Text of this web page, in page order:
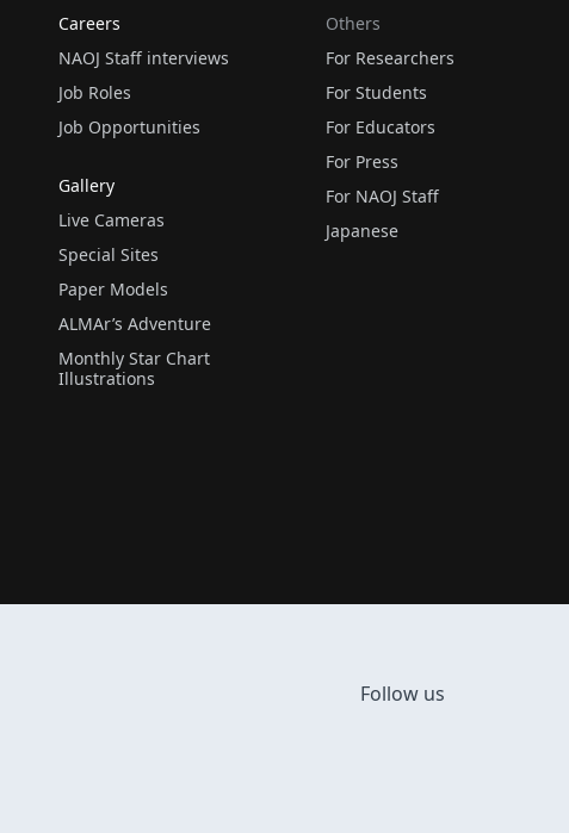
Careers
NAOJ Staff interviews
Job Roles
Job Opportunities
Gallery
Live Cameras
Special Sites
Paper Models
ALMAr’s Adventure
Monthly Star Chart
Illustrations
Others
For Researchers
For Students
For Educators
For Press
For NAOJ Staff
Japanese
Follow us